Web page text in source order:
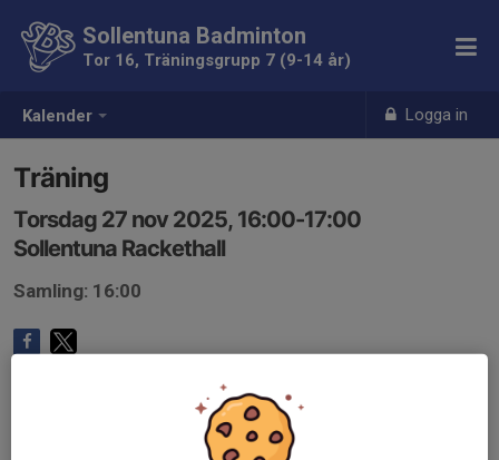
Kalender Logga in
Sollentuna Badminton
Tor 16, Träningsgrupp 7 (9-14 år)
Träning
Torsdag 27 nov 2025, 16:00-17:00
Sollentuna Rackethall
Samling: 16:00